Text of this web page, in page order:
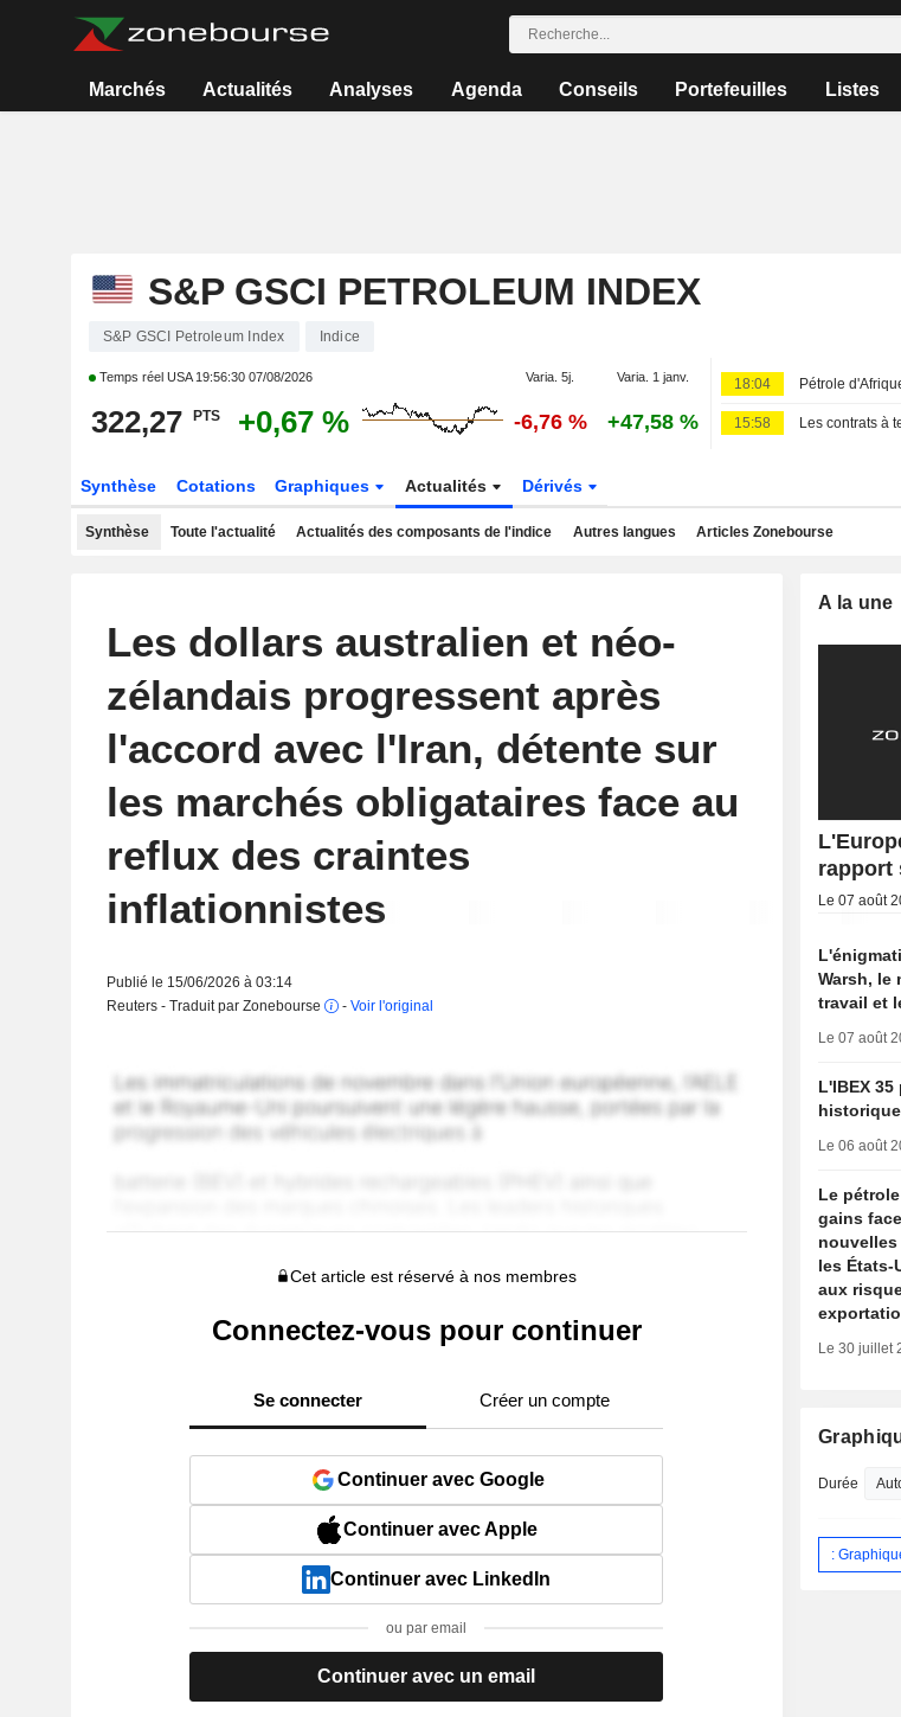
Marchés Actualités Analyses Agenda Conseils Portefeuilles Listes
S&P GSCI PETROLEUM INDEX
S&P GSCI Petroleum Index Indice
Temps réel USA 19:56:30 07/08/2026 Varia. 5j. Varia. 1 janv.
322,27 PTS +0,67 % -6,76 % +47,58 %
18:04
15:58
Synthèse Cotations Graphiques Actualités Dérivés
Synthèse Toute l'actualité Actualités des composants de l'indice Autres langues Articles Zonebourse
Les dollars australien et néo-
zélandais progressent après
l'accord avec l'Iran, détente sur
les marchés obligataires face au
reflux des craintes
inflationnistes
Publié le 15/06/2026 à 03:14
Reuters - Traduit par Zonebourse
- Voir l'original
Cet article est réservé à nos membres
Connectez-vous pour continuer
Se connecter Créer un compte
Continuer avec Google
Continuer avec Apple
Continuer avec LinkedIn
ou par email
Continuer avec un email
A la une
rapport
Le 07 août
Warsh, le
travail et
Le 07 août
L'IBEX
historique
Le 06 août
Le
gains
les États-
aux
Le 30 juillet
Durée
: